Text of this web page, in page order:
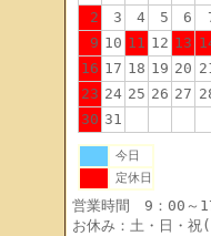
2
3 4 5 6
9 10 11 12 13
16 17 18 19 20
23 24 25 26 27
30 31
今日
定休日
営業時間 9：00～
お休み：土・日・祝